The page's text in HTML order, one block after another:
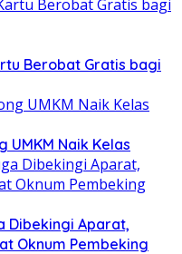
Berobat Gratis bagi
UMKM Naik Kelas
Dibekingi Aparat,
Oknum Pembeking